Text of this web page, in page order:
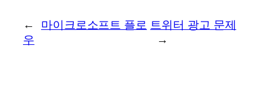
←
마이크로소프트 플로
우
트위터 광고 문제
→